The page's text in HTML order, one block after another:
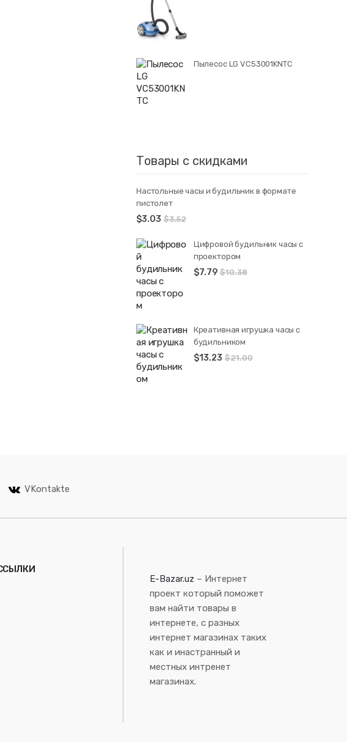
Пылесос LG VC53001KNTC
Товары с скидками
Настольные часы и будильник в формате
пистолет
$3.03 $3.52
Цифровой будильник часы с
проектором
$7.79 $10.38
Креативная игрушка часы c
будильником
$13.23 $21.00
VKontakte
E-Bazar.uz – Интернет
проект который поможет
вам найти товары в
интернете, с разных
интернет магазинах таких
как и инастранный и
местных интренет
магазинах.